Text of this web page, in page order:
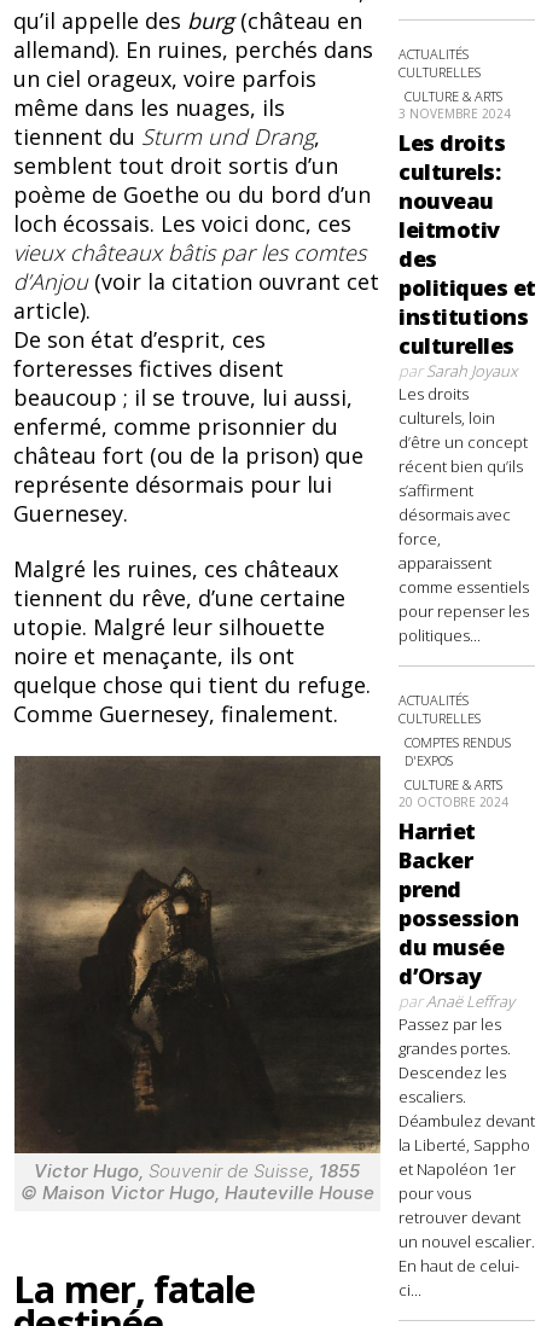
qu’il appelle des burg(château en
allemand). En ruines, perchés dans
un ciel orageux, voire parfois
même dans les nuages, ils
tiennent du Sturm und Drang,
semblent tout droit sortis d’un
poème de Goethe ou du bord d’un
loch écossais. Les voici donc, ces
vieux châteaux bâtis par les comtes
d’Anjou (voir la citation ouvrant cet
article).
De son état d’esprit, ces
forteresses fictives disent
beaucoup ; il se trouve, lui aussi,
enfermé, comme prisonnier du
château fort (ou de la prison) que
représente désormais pour lui
Guernesey.
Malgré les ruines, ces châteaux
tiennent du rêve, d’une certaine
utopie. Malgré leur silhouette
noire et menaçante, ils ont
quelque chose qui tient du refuge.
Comme Guernesey, finalement.
Victor Hugo, Souvenir de Suisse, 1855
© Maison Victor Hugo, Hauteville House
La mer, fatale
ACTUALITÉS
CULTURELLES
CULTURE & ARTS
3 NOVEMBRE 2024
Les droits
culturels:
nouveau
leitmotiv
des
politiques et
institutions
culturelles
parSarah Joyaux
Les droits
culturels, loin
d’être un concept
récent bien qu’ils
s’affirment
désormais avec
force,
apparaissent
comme essentiels
pour repenser les
politiques...
ACTUALITÉS
CULTURELLES
COMPTES RENDUS
D'EXPOS
CULTURE & ARTS
20 OCTOBRE 2024
Harriet
Backer
prend
possession
du musée
d’Orsay
parAnaë Leffray
Passez par les
grandes portes.
Descendez les
escaliers.
Déambulez devant
la Liberté, Sappho
et Napoléon 1er
pour vous
retrouver devant
un nouvel escalier.
En haut de celui-
ci...